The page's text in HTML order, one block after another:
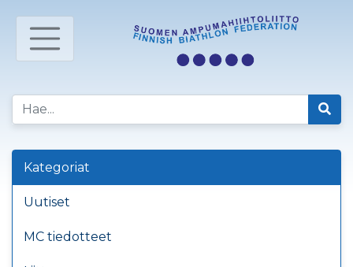
Kategoriat
Uutiset
MC tiedotteet